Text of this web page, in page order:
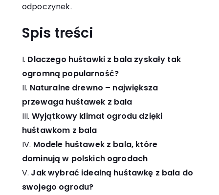
odpoczynek.
Spis treści
Dlaczego huśtawki z bala zyskały tak
ogromną popularność?
Naturalne drewno – największa
przewaga huśtawek z bala
Wyjątkowy klimat ogrodu dzięki
huśtawkom z bala
Modele huśtawek z bala, które
dominują w polskich ogrodach
Jak wybrać idealną huśtawkę z bala do
swojego ogrodu?